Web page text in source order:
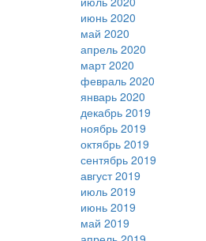
июнь 2020
май 2020
апрель 2020
март 2020
февраль 2020
январь 2020
декабрь 2019
ноябрь 2019
октябрь 2019
сентябрь 2019
август 2019
июль 2019
июнь 2019
май 2019